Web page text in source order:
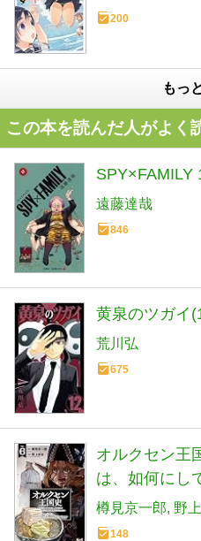
200
もっ
この本を読んだ人がよく
SPY×FAMILY
遠藤達哉
846
黄泉のツガイ
荒川弘
675
オルクセン王
は、如何にし
き払うに至っ
セン王国史)
樽見京一郎 野
148